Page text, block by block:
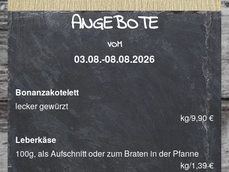
ANGEBOTE
VOM
03.08.-08.08.2026
Bonanzakotelett
lecker gewürzt
kg/9,90 €
Leberkäse
100g, als Aufschnitt oder zum Braten in der Pfanne
kg/1,39 €